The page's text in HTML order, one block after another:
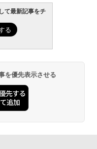
て最新記事をチ
を優先表示させる